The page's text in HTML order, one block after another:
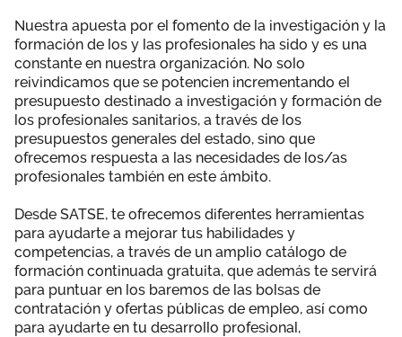
Ventajas
Noticias
Sala de prensa
Documentos
Publicaciones
Área privada
Únete
Nuestra apuesta por el fomento de la investigación y la
formación de los y las profesionales ha sido y es una
constante en nuestra organización. No solo
reivindicamos que se potencien incrementando el
presupuesto destinado a investigación y formación de
los profesionales sanitarios, a través de los
presupuestos generales del estado, sino que
ofrecemos respuesta a las necesidades de los/as
profesionales también en este ámbito.
Desde SATSE, te ofrecemos diferentes herramientas
para ayudarte a mejorar tus habilidades y
competencias, a través de un amplio catálogo de
formación continuada gratuita, que además te servirá
para puntuar en los baremos de las bolsas de
contratación y ofertas públicas de empleo, así como
para ayudarte en tu desarrollo profesional,